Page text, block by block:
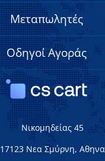
Μεταπωλητές
Οδηγοί Αγοράς
Νικομηδείας 45
17123 Νεα Σμύρνη, Αθηνα